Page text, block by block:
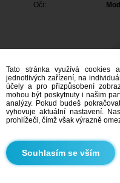
Oči:
Vyhledávání
Tato stránka využívá cookies
jednotlivých zařízení, na
účely a pro přizpůsobení
mohou být poskytnuty i našim
analýzy. Pokud budeš
vyhovuje aktuální nastavení.
prohlížeči, čímž však výrazně